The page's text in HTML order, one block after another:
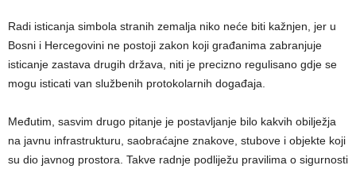
Radi isticanja simbola stranih zemalja niko neće biti kažnjen, jer u
Bosni i Hercegovini ne postoji zakon koji građanima zabranjuje
isticanje zastava drugih država, niti je precizno regulisano gdje se
mogu isticati van službenih protokolarnih događaja.
Međutim, sasvim drugo pitanje je postavljanje bilo kakvih obilježja
na javnu infrastrukturu, saobraćajne znakove, stubove i objekte koji
su dio javnog prostora. Takve radnje podliježu pravilima o sigurnosti